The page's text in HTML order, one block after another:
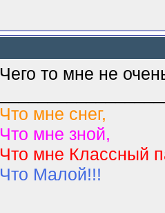
Чего то мне не
Что мне снег,
Что мне зной,
Что мне Классный
Что Малой!!!